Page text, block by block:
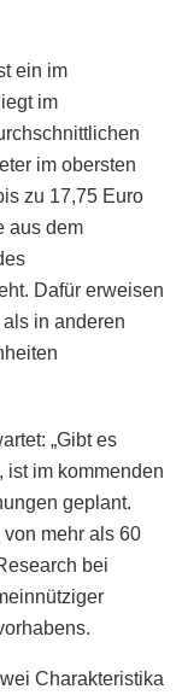
ein im
im
im obersten
zu 17,75 Euro
aus dem
Dafür erweisen
in anderen
„Gibt es
ist im kommenden
geplant.
mehr als 60
bei
Charakteristika